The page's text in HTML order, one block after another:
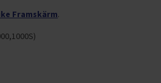
Framskärm.